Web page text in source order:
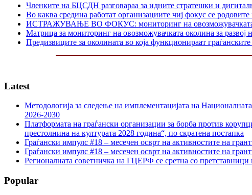
Членките на БЦСДН разговараа за идните стратешки и
Во каква средина работат организациите чиј фокус се
ИСТРАЖУВАЊЕ ВО ФОКУС: мониторинг на овозможувачката
Матрица за мониторинг на овозможувачката околина за развој
Предизвиците за околината во која функционираат
Latest
Методологија за следење на имплементацијата на
2026-2030
Платформата на граѓански организации за борба против
престолнина на културата 2028 година“, по скратена постапка
Граѓански импулс #18 – месечен осврт на активностите на
Граѓански импулс #18 – месечен осврт на активностите на
Регионалната советничка на ГЦЕРФ се сретна со
Popular